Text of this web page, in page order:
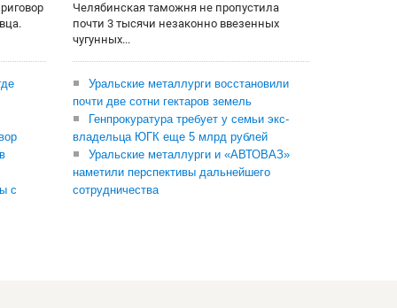
с
Челябинская таможня не пропустила
почти 3 тысячи незаконно ввезенных
чугунных...
Уральские металлурги восстановили
почти две сотни гектаров земель
Генпрокуратура требует у семьи экс-
владельца ЮГК еще 5 млрд рублей
Уральские металлурги и «АВТОВАЗ»
наметили перспективы дальнейшего
сотрудничества